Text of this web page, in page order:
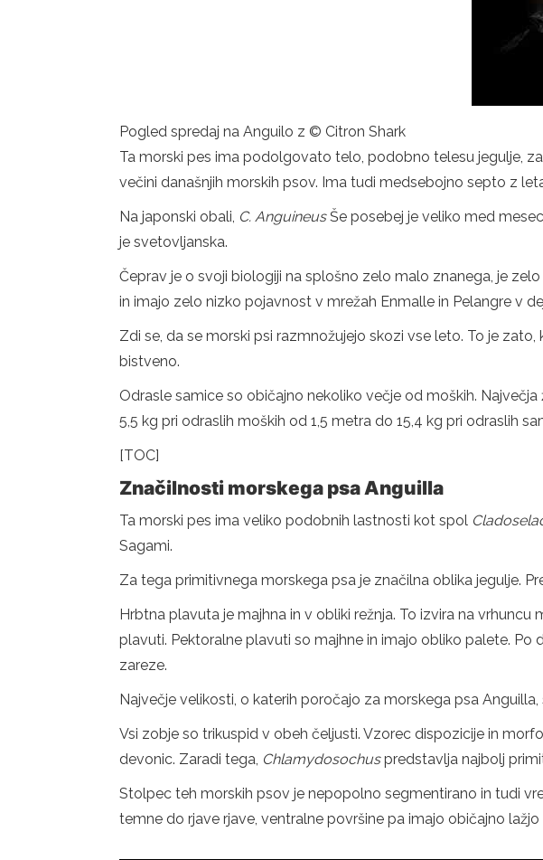
Pogled spredaj na Anguilo z © Citron Shark
Ta morski pes ima podolgovato telo, podobno telesu jegulje,
večini današnjih morskih psov. Ima tudi medsebojno septo z
Na japonski obali, C. AnguineusŠe posebej je veliko med
je svetovljanska.
Čeprav je o svoji biologiji na splošno zelo malo znanega, je
in imajo zelo nizko pojavnost v mrežah Enmalle in Pelangre v
Zdi se, da se morski psi razmnožujejo skozi vse leto. To je
bistveno.
Odrasle samice so običajno nekoliko večje od moških.
5,5 kg pri odraslih moških od 1,5 metra do 15,4 kg pri odraslih
[TOC]
Značilnosti morskega psa Anguilla
Ta morski pes ima veliko podobnih lastnosti kot spol
Sagami.
Za tega primitivnega morskega psa je značilna oblika jegulje.
Hrbtna plavuta je majhna in v obliki režnja. To izvira na
plavuti. Pektoralne plavuti so majhne in imajo obliko palete.
zareze.
Največje velikosti, o katerih poročajo za morskega psa
Vsi zobje so trikuspid v obeh čeljusti. Vzorec dispozicije in
devonic. Zaradi tega, Chlamydosochuspredstavlja najbolj
Stolpec teh morskih psov je nepopolno segmentirano in tudi
temne do rjave rjave, ventralne površine pa imajo običajno